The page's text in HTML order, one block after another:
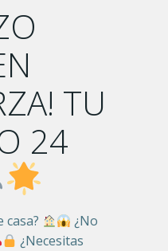
TU
24
casa?
¿No
¿Necesitas